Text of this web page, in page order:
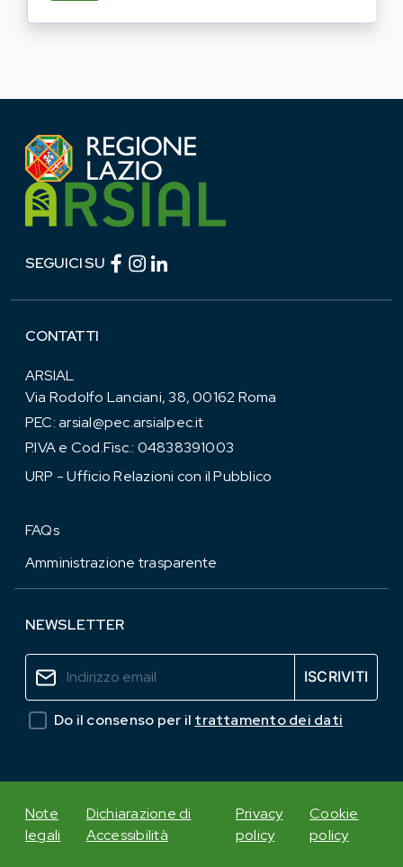
SEGUICI SU Facebook (link esterno)
Instagram (link esterno)
CONTATTI
ARSIAL
Via Rodolfo Lanciani, 38, 00162 Roma
PEC:arsial@pec.arsialpec.it
P.IVA e Cod.Fisc.: 04838391003
URP - Ufficio Relazioni con il Pubblico
FAQs
Amministrazione trasparente
NEWSLETTER
Do il consenso per il trattamento dei dati
Note
legali
Dichiarazione di
Accessibilità
Privacy
policy
Cookie
policy